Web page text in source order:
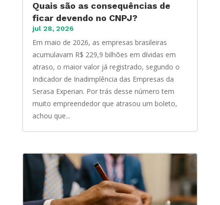
Quais são as consequências de
ficar devendo no CNPJ?
jul 28, 2026
Em maio de 2026, as empresas brasileiras
acumulavam R$ 229,9 bilhões em dívidas em
atraso, o maior valor já registrado, segundo o
Indicador de Inadimplência das Empresas da
Serasa Experian. Por trás desse número tem
muito empreendedor que atrasou um boleto,
achou que...